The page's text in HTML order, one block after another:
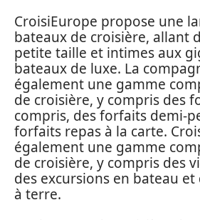
CroisiEurope propose une
bateaux de croisière, allant
petite taille et intimes aux
bateaux de luxe. La
également une gamme
de croisière, y compris des
compris, des forfaits demi-
forfaits repas à la carte.
également une gamme
de croisière, y compris des
des excursions en bateau et
à terre.